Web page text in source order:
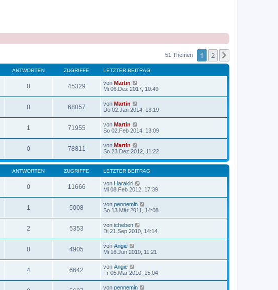
51 Themen 1 2
ANTWORTEN ZUGRIFFE LETZTER BEITRAG
0 45329 von Martin
Mi 06.Dez 2017, 10:49
0 68057 von Martin
Do 02.Jan 2014, 13:19
1 71955 von Martin
So 02.Feb 2014, 13:09
0 78811 von Martin
So 23.Dez 2012, 11:22
ANTWORTEN ZUGRIFFE LETZTER BEITRAG
0 11666 von Harakiri
Mi 08.Feb 2012, 17:39
1 5008 von pennemin
So 13.Mär 2011, 14:08
2 5353 von icheben
Di 21.Sep 2010, 14:14
0 4905 von Angie
Mi 16.Jun 2010, 11:21
4 6642 von Angie
Fr 05.Mär 2010, 15:04
von pennemin